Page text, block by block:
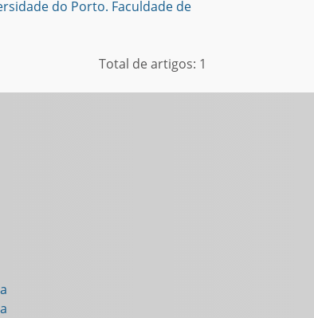
do Porto. Faculdade de
Total de artigos: 1